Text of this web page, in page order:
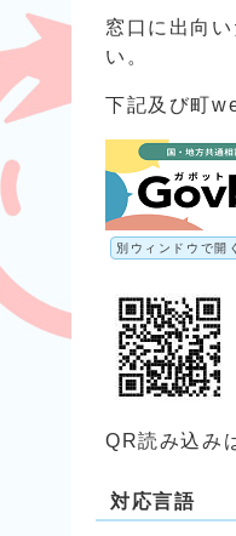
窓口に出向
い。
下記及び町
別ウィンドウで開く
QR読み込み
対応言語